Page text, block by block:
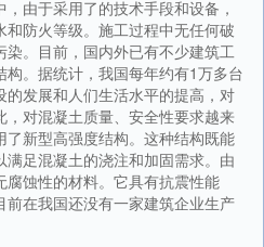
由于采用了的技术手段和设备，
防火等级。施工过程中无任何破
。目前，国内外已有不少建筑工
。据统计，我国每年约有1万多台
发展和人们生活水平的提高，对
对混凝土质量、安全性要求越来
新型高强度结构。这种结构既能
足混凝土的浇注和加固需求。由
蚀性的材料。它具有抗震性能
在我国还没有一家建筑企业生产